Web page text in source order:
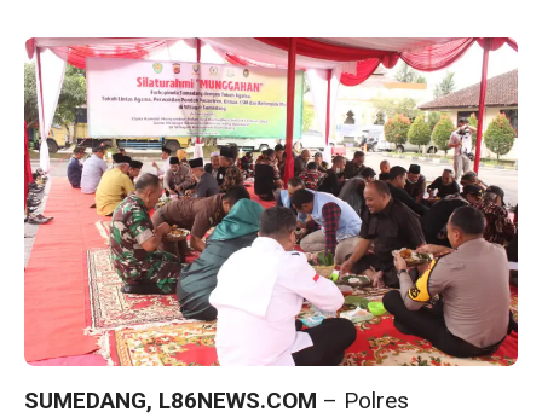
SUMEDANG, L86NEWS.COM – Polres